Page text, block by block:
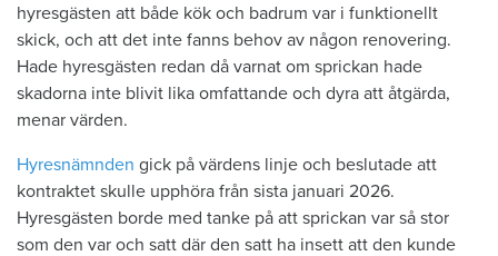
hyresgästen att både kök och badrum var i funktionellt
skick, och att det inte fanns behov av någon renovering.
Hade hyresgästen redan då varnat om sprickan hade
skadorna inte blivit lika omfattande och dyra att åtgärda,
menar värden.
Hyresnämnden gick på värdens linje och beslutade att
kontraktet skulle upphöra från sista januari 2026.
Hyresgästen borde med tanke på att sprickan var så stor
som den var och satt där den satt ha insett att den kunde